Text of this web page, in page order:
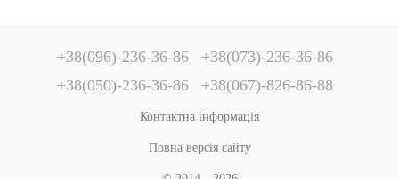
+38(096)-236-36-86
+38(073)-236-36-86
+38(050)-236-36-86
+38(067)-826-86-88
Контактна інформація
Повна версія сайту